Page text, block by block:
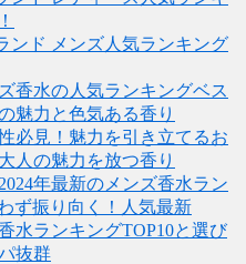
ンド メンズ人気ランキング
香水の人気ランキングベス
魅力と色気ある香り
必見！魅力を引き立てるお
人の魅力を放つ香り
年最新のメンズ香水ラン
ず振り向く！人気最新
水ランキングTOP10と選び
抜群